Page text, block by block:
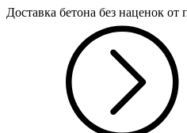
Доставка бетона без наценок от